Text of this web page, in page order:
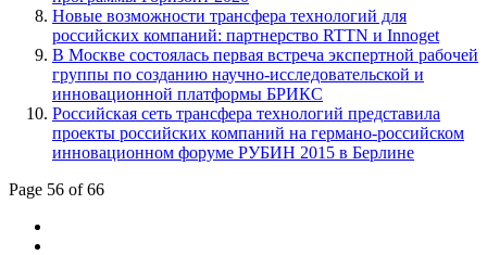
Новые возможности трансфера технологий для
российских компаний: партнерство RTTN и Innoget
В Москве состоялась первая встреча экспертной рабочей
группы по созданию научно-исследовательской и
инновационной платформы БРИКС
Российская сеть трансфера технологий представила
проекты российских компаний на германо-российском
инновационном форуме РУБИН 2015 в Берлине
Page 56 of 66